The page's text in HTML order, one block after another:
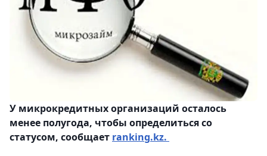
У микрокредитных организаций осталось
менее полугода, чтобы определиться со
статусом, сообщает ranking.kz.